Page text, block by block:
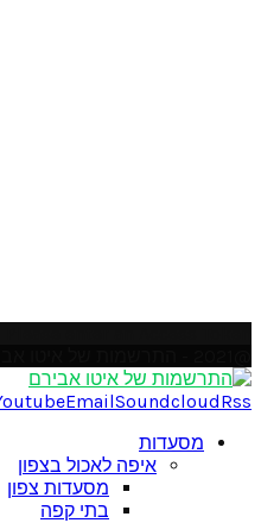
EmailSoundcloudRss
מסעדות
איפה לאכול בצפון
מסעדות צפון
בתי קפה